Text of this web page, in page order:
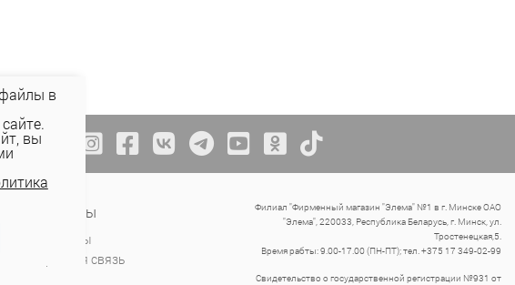
Контакты
Магазины
Обратная связь
Филиал "Фирменный магазин "Элема" №1 в г. Минске ОАО
"Элема", 220033, Республика Беларусь, г. Минск, ул.
Тростенецкая,5.
Время рабты: 9.00-17.00 (ПН-ПТ); тел. +375 17 349-02-99
Свидетельство о государственной регистрации №931 от
в
вы